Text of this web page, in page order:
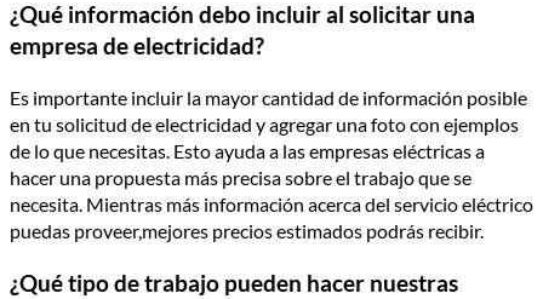
¿Qué información debo incluir al solicitar una
empresa de electricidad?
Es importante incluir la mayor cantidad de información posible
en tu solicitud de electricidad y agregar una foto con ejemplos
de lo que necesitas. Esto ayuda a las empresas eléctricas a
hacer una propuesta más precisa sobre el trabajo que se
necesita. Mientras más información acerca del servicio eléctrico
puedas proveer,mejores precios estimados podrás recibir.
¿Qué tipo de trabajo pueden hacer nuestras